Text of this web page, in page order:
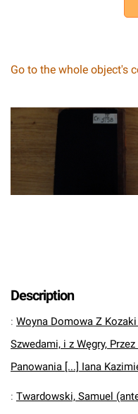
Go to the whole object's
Description
: Woyna Domowa Z
Szwedami, i z Węgry,
Panowania [...] Iana
: Twardowski, Samuel